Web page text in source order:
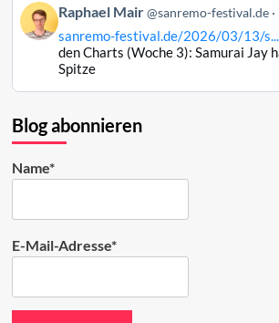
Bluesky
ansehen
Beitrag
von
Raphael
ansehen
Raphael Mair @sanremo-festival.de
sanremo-festival.de/2026/03/13/s...
den Charts (Woche 3): Samurai Jay
Spitze
Blog abonnieren
Name*
E-Mail-Adresse*